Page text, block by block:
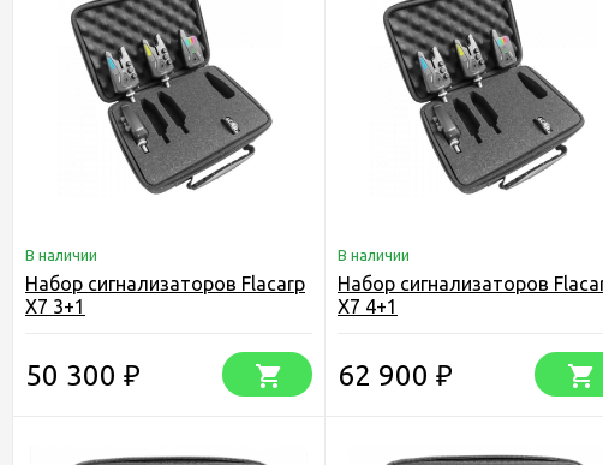
В наличии
Набор сигнализаторов Flacarp
X7 3+1
50 300 ₽
В наличии
Набор сигнализаторов
X7 4+1
62 900 ₽